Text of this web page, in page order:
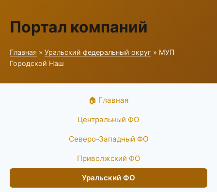
Портал компаний
Главная » Уральский федеральный округ » МУП
Городской Наш
🏠 Главная
Центральный ФО
Северо-Западный ФО
Приволжский ФО
Уральский ФО